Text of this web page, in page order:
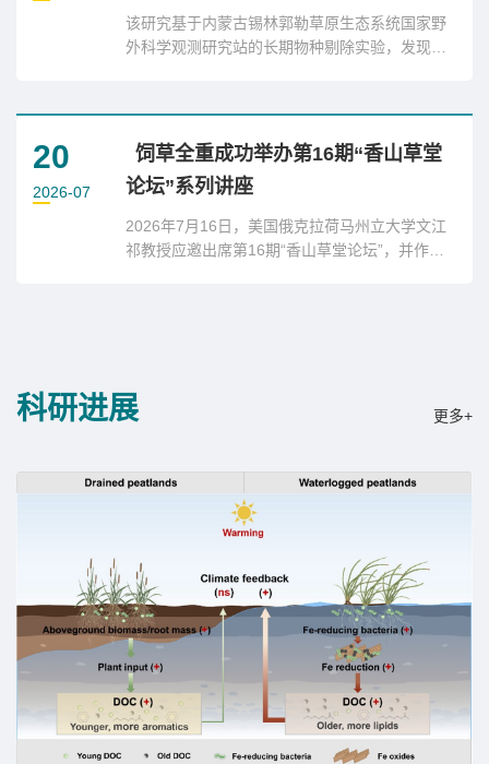
菌丰度。
该研究基于内蒙古锡林郭勒草原生态系统国家野
外科学观测研究站的长期物种剔除实验，发现尽
至解耦。进一步研究显示，在物种剔除阶段，剩
余物种的补偿生长缓解了多样性下降对生产力的
负效应；而在之后停止物种剔除的阶段，高产物
种的进入和定殖弥补了物种剔除对生产力的影
20
2026-07
饲草全重成功举办第16期“香山草堂
论坛”系列讲座
2026年7月16日，美国俄克拉荷马州立大学文江
祁教授应邀出席第16期“香山草堂论坛”，并作了
科研进展 更多+